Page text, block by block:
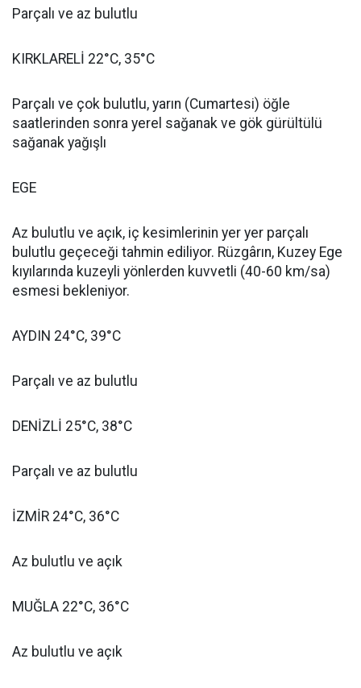
Parçalı ve az bulutlu
KIRKLARELİ 22°C, 35°C
Parçalı ve çok bulutlu, yarın (Cumartesi) öğle
saatlerinden sonra yerel sağanak ve gök gürültülü
sağanak yağışlı
EGE
Az bulutlu ve açık, iç kesimlerinin yer yer parçalı
bulutlu geçeceği tahmin ediliyor. Rüzgârın, Kuzey Ege
kıyılarında kuzeyli yönlerden kuvvetli (40-60 km/sa)
esmesi bekleniyor.
AYDIN 24°C, 39°C
Parçalı ve az bulutlu
DENİZLİ 25°C, 38°C
Parçalı ve az bulutlu
İZMİR 24°C, 36°C
Az bulutlu ve açık
MUĞLA 22°C, 36°C
Az bulutlu ve açık